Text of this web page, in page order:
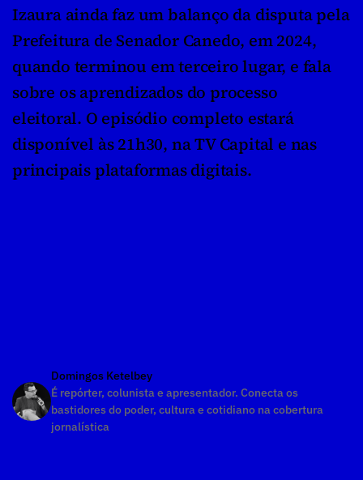
Izaura ainda faz um balanço da disputa pela
Prefeitura de Senador Canedo, em 2024,
quando terminou em terceiro lugar, e fala
sobre os aprendizados do processo
eleitoral. O episódio completo estará
disponível às 21h30, na TV Capital e nas
principais plataformas digitais.
Domingos Ketelbey
É repórter, colunista e apresentador. Conecta os
bastidores do poder, cultura e cotidiano na cobertura
jornalística